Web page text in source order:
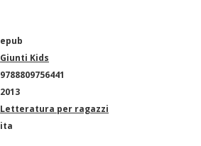
epub
Giunti Kids
9788809756441
2013
Letteratura per ragazzi
ita